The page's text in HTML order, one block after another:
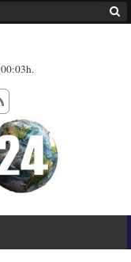
00:03h.